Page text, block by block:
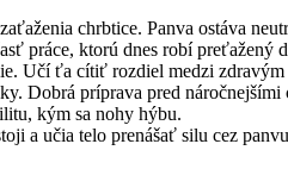
chrbtice. Panva ostáva
práce, ktorú dnes robí preťažený
Učí ťa cítiť rozdiel medzi zdravým
Dobrá príprava pred náročnejšími
kým sa nohy hýbu.
a učia telo prenášať silu cez